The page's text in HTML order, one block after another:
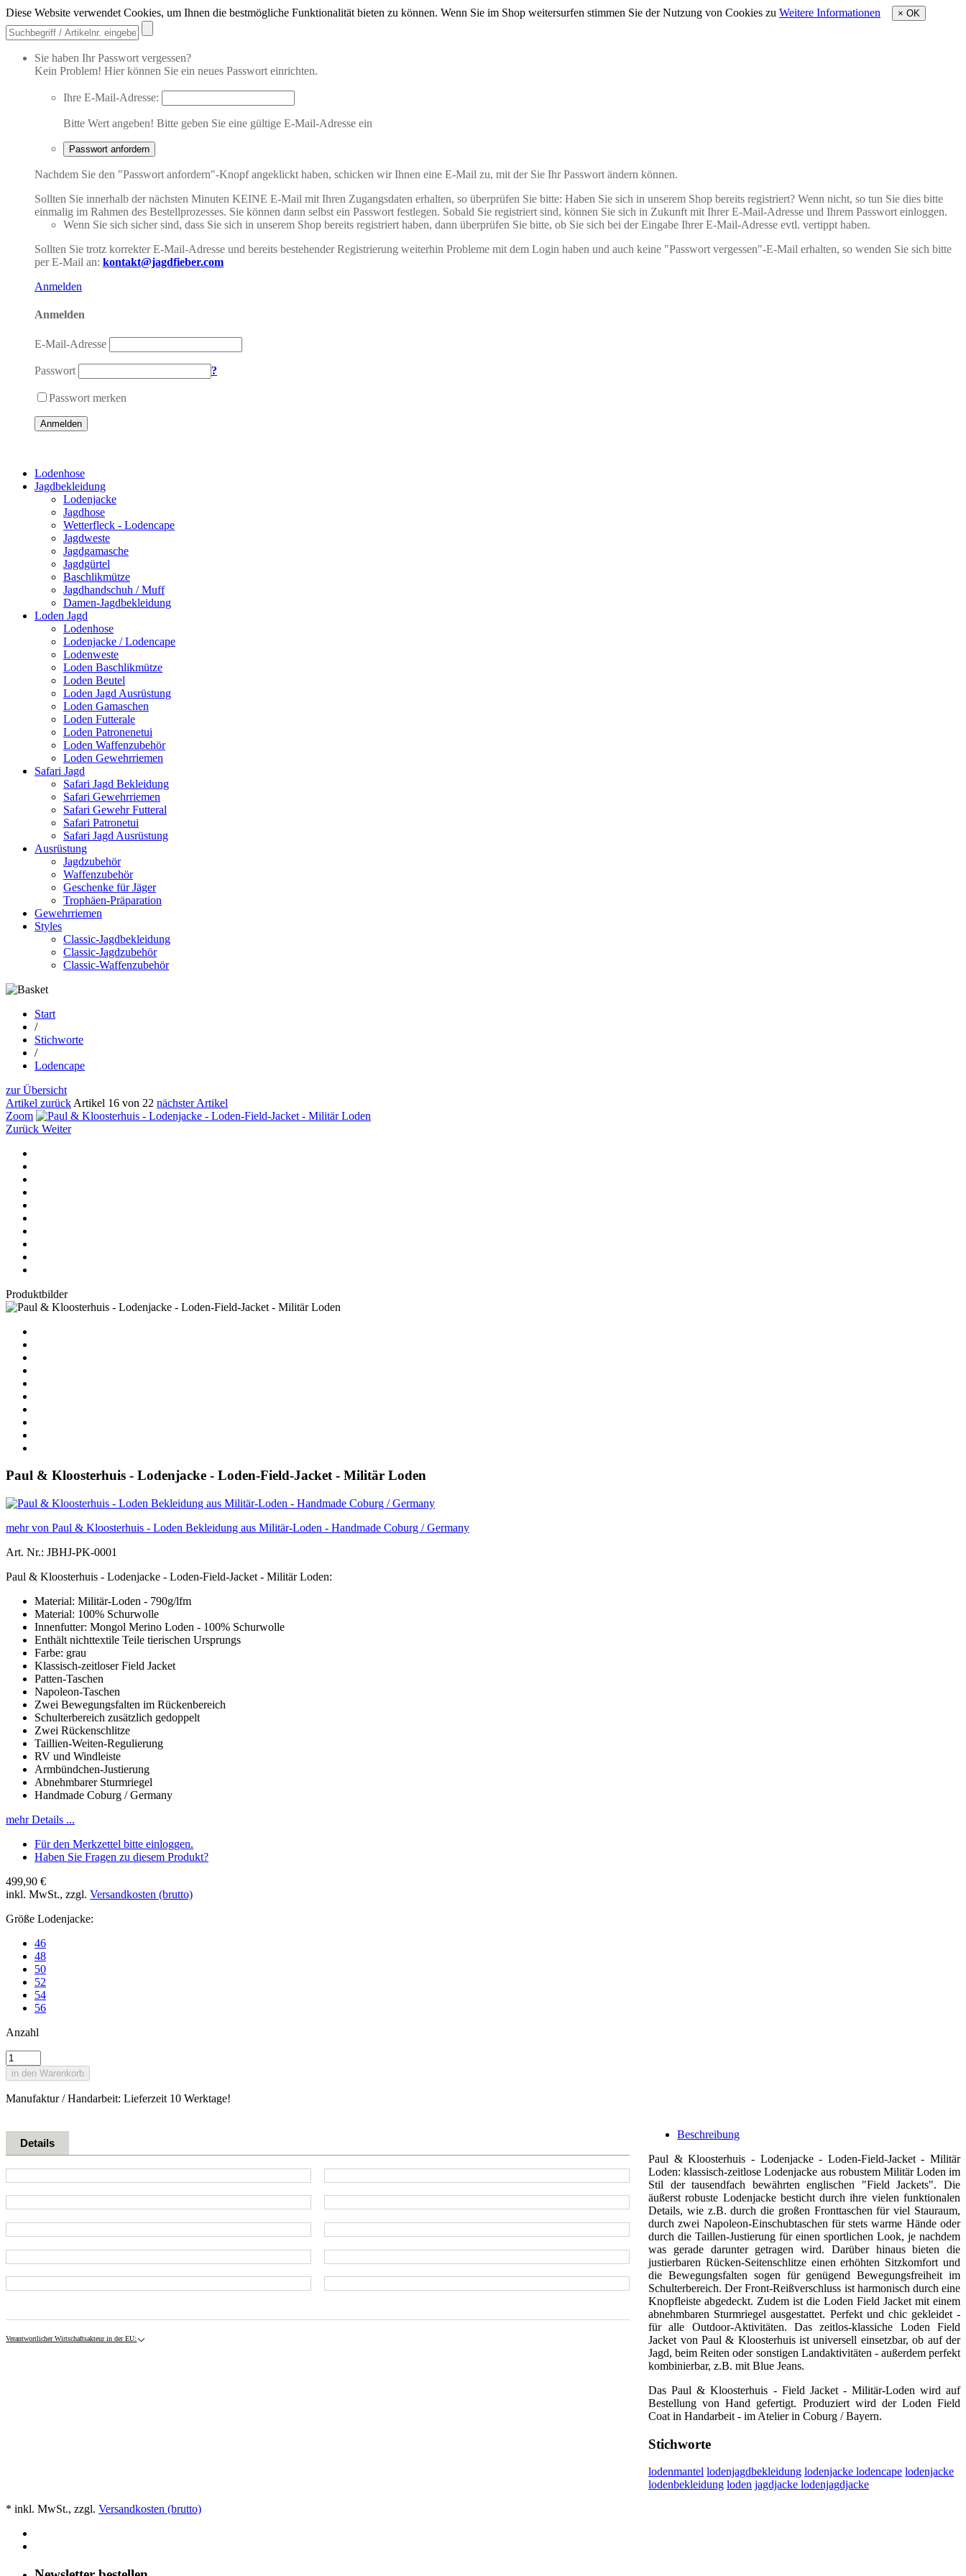
Diese Website verwendet Cookies, um Ihnen die bestmögliche Funktionalität bieten zu können. Wenn Sie im Shop weitersurfen stimmen Sie der Nutzung von Cookies zu Weitere Informationen × OK
Sie haben Ihr Passwort vergessen?
Kein Problem! Hier können Sie ein neues Passwort einrichten.
Ihre E-Mail-Adresse:
Bitte Wert angeben! Bitte geben Sie eine gültige E-Mail-Adresse ein
Passwort anfordern
Nachdem Sie den "Passwort anfordern"-Knopf angeklickt haben, schicken wir Ihnen eine E-Mail zu, mit der Sie Ihr Passwort ändern können.
Sollten Sie innerhalb der nächsten Minuten KEINE E-Mail mit Ihren Zugangsdaten erhalten, so überprüfen Sie bitte: Haben Sie sich in unserem Shop bereits registriert? Wenn nicht, so tun Sie dies bitte
einmalig im Rahmen des Bestellprozesses. Sie können dann selbst ein Passwort festlegen. Sobald Sie registriert sind, können Sie sich in Zukunft mit Ihrer E-Mail-Adresse und Ihrem Passwort einloggen.
Wenn Sie sich sicher sind, dass Sie sich in unserem Shop bereits registriert haben, dann überprüfen Sie bitte, ob Sie sich bei der Eingabe Ihrer E-Mail-Adresse evtl. vertippt haben.
Sollten Sie trotz korrekter E-Mail-Adresse und bereits bestehender Registrierung weiterhin Probleme mit dem Login haben und auch keine "Passwort vergessen"-E-Mail erhalten, so wenden Sie sich bitte
per E-Mail an: kontakt@jagdfieber.com
Anmelden
Anmelden
E-Mail-Adresse
Passwort ?
Passwort merken
Anmelden
Lodenhose
Jagdbekleidung
Lodenjacke
Jagdhose
Wetterfleck - Lodencape
Jagdweste
Jagdgamasche
Jagdgürtel
Baschlikmütze
Jagdhandschuh / Muff
Damen-Jagdbekleidung
Loden Jagd
Lodenhose
Lodenjacke / Lodencape
Lodenweste
Loden Baschlikmütze
Loden Beutel
Loden Jagd Ausrüstung
Loden Gamaschen
Loden Futterale
Loden Patronenetui
Loden Waffenzubehör
Loden Gewehrriemen
Safari Jagd
Safari Jagd Bekleidung
Safari Gewehrriemen
Safari Gewehr Futteral
Safari Patronetui
Safari Jagd Ausrüstung
Ausrüstung
Jagdzubehör
Waffenzubehör
Geschenke für Jäger
Trophäen-Präparation
Gewehrriemen
Styles
Classic-Jagdbekleidung
Classic-Jagdzubehör
Classic-Waffenzubehör
Start
/
Stichworte
/
Lodencape
zur Übersicht
Artikel zurück Artikel 16 von 22 nächster Artikel
Zoom
Zurück Weiter
Produktbilder
Paul & Kloosterhuis - Lodenjacke - Loden-Field-Jacket - Militär Loden
mehr von Paul & Kloosterhuis - Loden Bekleidung aus Militär-Loden - Handmade Coburg / Germany
Art. Nr.: JBHJ-PK-0001
Paul & Kloosterhuis - Lodenjacke - Loden-Field-Jacket - Militär Loden:
Material: Militär-Loden - 790g/lfm
Material: 100% Schurwolle
Innenfutter: Mongol Merino Loden - 100% Schurwolle
Enthält nichttextile Teile tierischen Ursprungs
Farbe: grau
Klassisch-zeitloser Field Jacket
Patten-Taschen
Napoleon-Taschen
Zwei Bewegungsfalten im Rückenbereich
Schulterbereich zusätzlich gedoppelt
Zwei Rückenschlitze
Taillien-Weiten-Regulierung
RV und Windleiste
Armbündchen-Justierung
Abnehmbarer Sturmriegel
Handmade Coburg / Germany
mehr Details ...
Für den Merkzettel bitte einloggen.
Haben Sie Fragen zu diesem Produkt?
499,90 €
inkl. MwSt., zzgl. Versandkosten (brutto)
Größe Lodenjacke:
46
48
50
52
54
56
Anzahl
in den Warenkorb
Manufaktur / Handarbeit: Lieferzeit 10 Werktage!
Details
Verantwortlicher Wirtschaftsakteur in der EU:
Beschreibung
Paul & Kloosterhuis - Lodenjacke - Loden-Field-Jacket - Militär
Loden: klassisch-zeitlose Lodenjacke aus robustem Militär Loden im
Stil der tausendfach bewährten englischen "Field Jackets". Die
äußerst robuste Lodenjacke besticht durch ihre vielen funktionalen
Details, wie z.B. durch die großen Fronttaschen für viel Stauraum,
durch zwei Napoleon-Einschubtaschen für stets warme Hände oder
durch die Taillen-Justierung für einen sportlichen Look, je nachdem
was gerade darunter getragen wird. Darüber hinaus bieten die
justierbaren Rücken-Seitenschlitze einen erhöhten Sitzkomfort und
die Bewegungsfalten sogen für genügend Bewegungsfreiheit im
Schulterbereich. Der Front-Reißverschluss ist harmonisch durch eine
Knopfleiste abgedeckt. Zudem ist die Loden Field Jacket mit einem
abnehmbaren Sturmriegel ausgestattet. Perfekt und chic gekleidet -
für alle Outdoor-Aktivitäten. Das zeitlos-klassiche Loden Field
Jacket von Paul & Kloosterhuis ist universell einsetzbar, ob auf der
Jagd, beim Reiten oder sonstigen Landaktivitäten - außerdem perfekt
kombinierbar, z.B. mit Blue Jeans.
Das Paul & Kloosterhuis - Field Jacket - Militär-Loden wird auf
Bestellung von Hand gefertigt. Produziert wird der Loden Field
Coat in Handarbeit - im Atelier in Coburg / Bayern.
Stichworte
lodenmantel lodenjagdbekleidung lodenjacke lodencape lodenjacke
lodenbekleidung loden jagdjacke lodenjagdjacke
* inkl. MwSt., zzgl. Versandkosten (brutto)